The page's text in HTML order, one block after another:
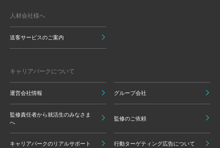
人材会社様へ
送客サービスのご案内
キャリアパークについて
運営会社情報 グループ会社
監修責任者から就活生のみなさま
へ
監修のご依頼
キャリアパークのリアルサポート 行動ターゲティング広告について